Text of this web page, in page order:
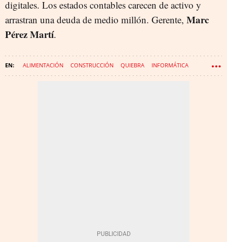
digitales. Los estados contables carecen de activo y
arrastran una deuda de medio millón. Gerente, Marc
Pérez Martí.
ALIMENTACIÓN CONSTRUCCIÓN QUIEBRA INFORMÁTICA